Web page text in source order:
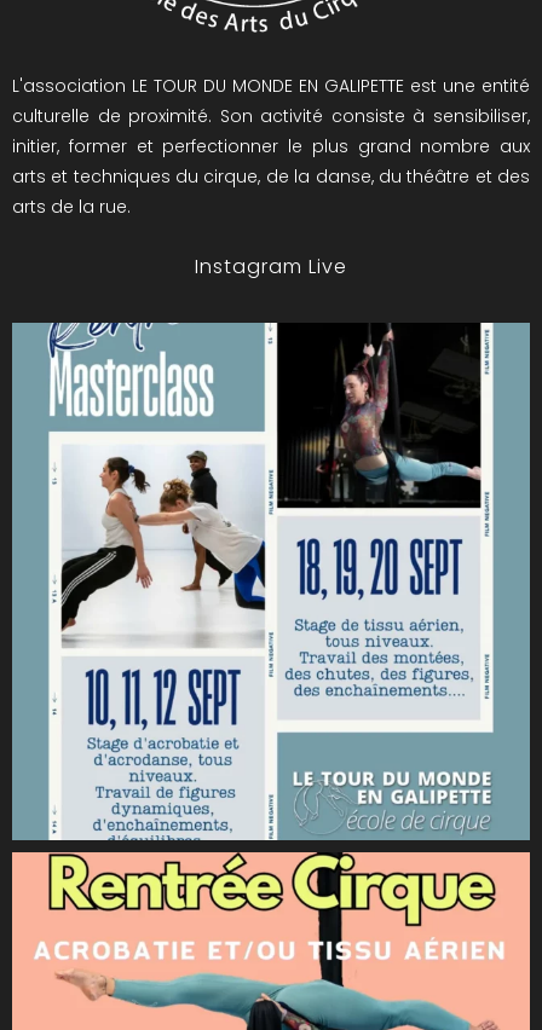
L'association LE TOUR DU MONDE EN GALIPETTE est une entité
culturelle de proximité. Son activité consiste à sensibiliser,
initier, former et perfectionner le plus grand nombre aux
arts et techniques du cirque, de la danse, du théâtre et des
arts de la rue.
Instagram Live